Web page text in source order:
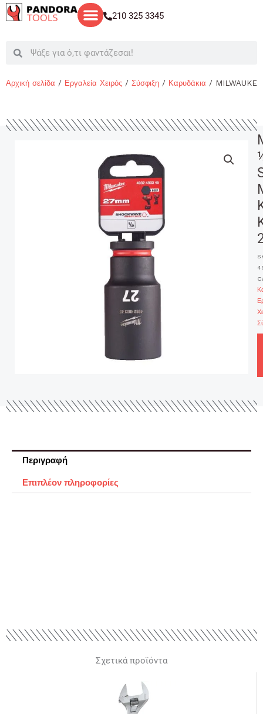
Μετάβαση
στο
210 325 3345
SearchSearch
Αρχική σελίδα / Εργαλεία Χειρός / Σύσφιξη / Καρυδάκια /
Περιγραφή
Επιπλέον πληροφορίες
Σχετικά προϊόντα